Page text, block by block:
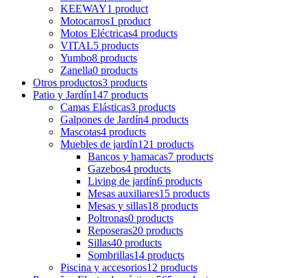
KEEWAY1 product
Motocarros1 product
Motos Eléctricas4 products
VITAL5 products
Yumbo8 products
Zanella0 products
Otros productos3 products
Patio y Jardín147 products
Camas Elásticas3 products
Galpones de Jardín4 products
Mascotas4 products
Muebles de jardín121 products
Bancos y hamacas7 products
Gazebos4 products
Living de jardín6 products
Mesas auxiliares15 products
Mesas y sillas18 products
Poltronas0 products
Reposeras20 products
Sillas40 products
Sombrillas14 products
Piscina y accesorios12 products